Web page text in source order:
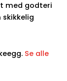
med godteri
Se alle